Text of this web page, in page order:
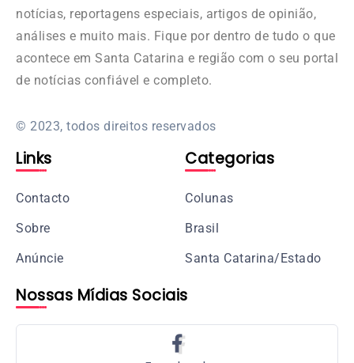
notícias, reportagens especiais, artigos de opinião,
análises e muito mais. Fique por dentro de tudo o que
acontece em Santa Catarina e região com o seu portal
de notícias confiável e completo.
© 2023, todos direitos reservados
Links
Contacto
Sobre
Anúncie
Categorias
Colunas
Brasil
Santa Catarina/Estado
Nossas Mídias Sociais